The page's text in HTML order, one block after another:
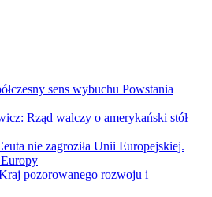
sens wybuchu Powstania
Rząd walczy o amerykański stół
nie zagroziła Unii Europejskiej.
pozorowanego rozwoju i